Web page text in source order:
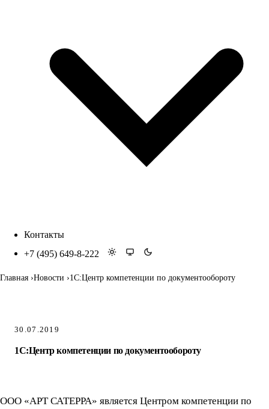
Контакты
+7 (495) 649-8-222
Главная Новости 1С:Центр компетенции по документообороту
30.07.2019
1С:Центр компетенции по документообороту
ООО «АРТ САТЕРРА» является Центром компетенции по